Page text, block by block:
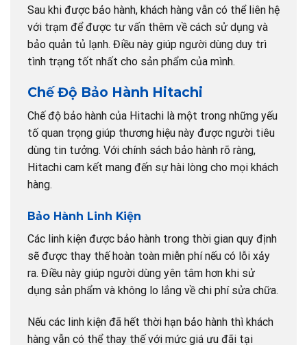
Sau khi được bảo hành, khách hàng vẫn có thể liên hệ
với trạm để được tư vấn thêm về cách sử dụng và
bảo quản tủ lạnh. Điều này giúp người dùng duy trì
tình trạng tốt nhất cho sản phẩm của mình.
Chế Độ Bảo Hành Hitachi
Chế độ bảo hành của Hitachi là một trong những yếu
tố quan trọng giúp thương hiệu này được người tiêu
dùng tin tưởng. Với chính sách bảo hành rõ ràng,
Hitachi cam kết mang đến sự hài lòng cho mọi khách
hàng.
Bảo Hành Linh Kiện
Các linh kiện được bảo hành trong thời gian quy định
sẽ được thay thế hoàn toàn miễn phí nếu có lỗi xảy
ra. Điều này giúp người dùng yên tâm hơn khi sử
dụng sản phẩm và không lo lắng về chi phí sửa chữa.
Nếu các linh kiện đã hết thời hạn bảo hành thì khách
hàng vẫn có thể thay thế với mức giá ưu đãi tại